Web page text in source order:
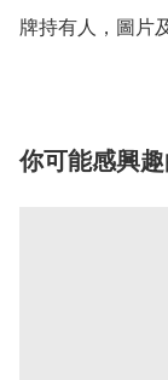
牌持有人，圖片
你可能感興